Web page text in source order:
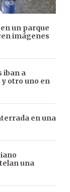
un parque
imágenes
iban a
otro uno en
en una
una